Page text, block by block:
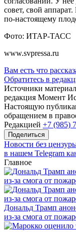
совет, свой
по-настоящему
Фото: ИТАР-ТАСС
www.svpressa.ru
Вам есть что
Обратитесь в
Источники
редакция Момент
Настоящую
обращением в
Редакцией +7 (985)
Поделиться
Новости без
в нашем Telegram
Главное
Дональд Трамп
из-за смога от